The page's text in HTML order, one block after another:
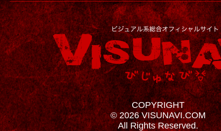
COPYRIGHT
© 2026 VISUNAVI.COM
All Rights Reserved.